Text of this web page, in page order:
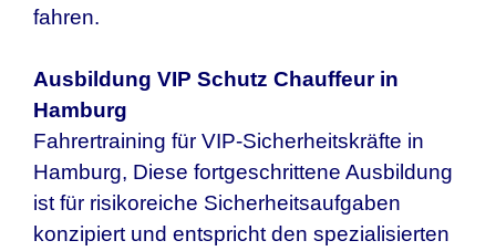
fahren.
Ausbildung VIP Schutz Chauffeur in
Hamburg
Fahrertraining für VIP-Sicherheitskräfte in
Hamburg, Diese fortgeschrittene Ausbildung
ist für risikoreiche Sicherheitsaufgaben
konzipiert und entspricht den spezialisierten